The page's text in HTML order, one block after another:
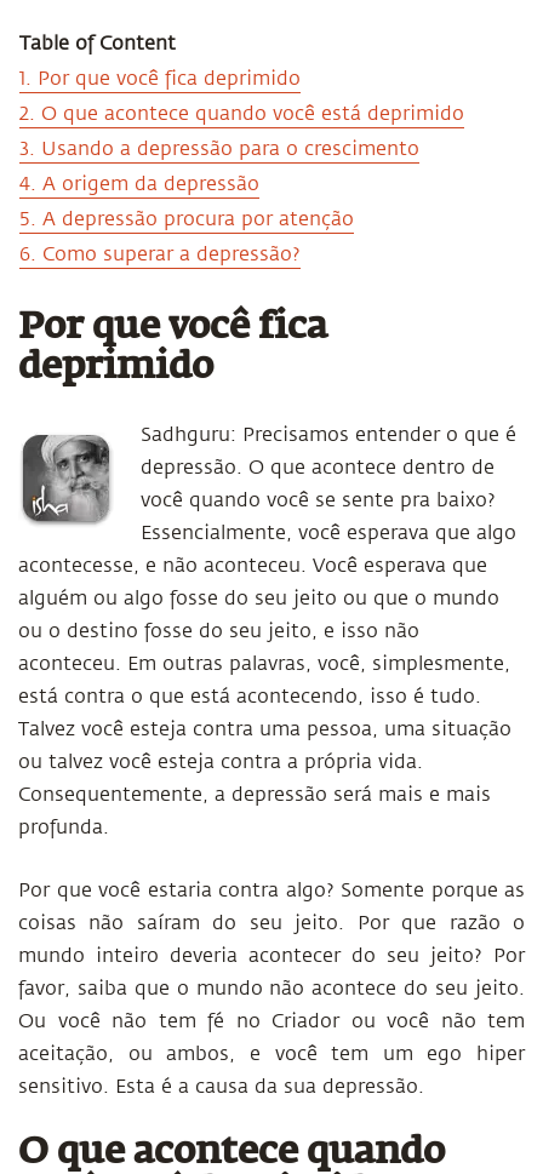
Table of Content
1. Por que você fica deprimido
2. O que acontece quando você está deprimido
3. Usando a depressão para o crescimento
4. A origem da depressão
5. A depressão procura por atenção
6. Como superar a depressão?
Por que você fica
deprimido
Sadhguru: Precisamos entender o que é
depressão. O que acontece dentro de
você quando você se sente pra baixo?
Essencialmente, você esperava que algo
acontecesse, e não aconteceu. Você esperava que
alguém ou algo fosse do seu jeito ou que o mundo
ou o destino fosse do seu jeito, e isso não
aconteceu. Em outras palavras, você, simplesmente,
está contra o que está acontecendo, isso é tudo.
Talvez você esteja contra uma pessoa, uma situação
ou talvez você esteja contra a própria vida.
Consequentemente, a depressão será mais e mais
profunda.
Por que você estaria contra algo? Somente porque as
coisas não saíram do seu jeito. Por que razão o
mundo inteiro deveria acontecer do seu jeito? Por
favor, saiba que o mundo não acontece do seu jeito.
Ou você não tem fé no Criador ou você não tem
aceitação, ou ambos, e você tem um ego hiper
sensitivo. Esta é a causa da sua depressão.
O que acontece quando